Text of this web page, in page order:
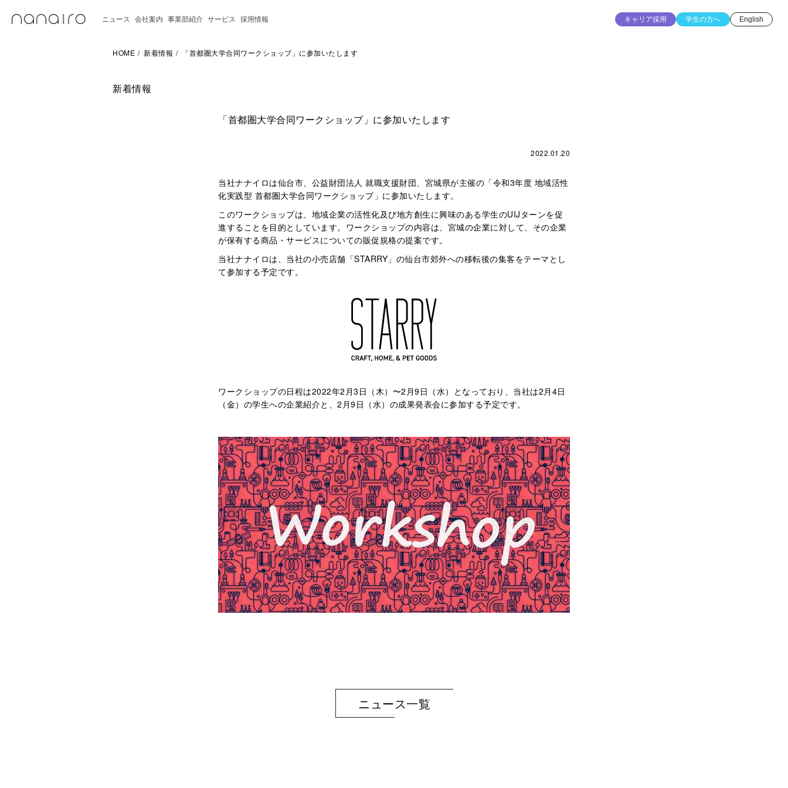
ニュース 会社案内 事業部紹介 サービス 採用情報 キャリア採用 学生の方へ English
HOME 新着情報 「首都圏大学合同ワークショップ」に参加いたします
新着情報
「首都圏大学合同ワークショップ」に参加いたします
2022.01.20
当社ナナイロは仙台市、公益財団法人 就職支援財団、宮城県が主催の「令和3年度 地域活性
化実践型 首都圏大学合同ワークショップ」に参加いたします。
このワークショップは、地域企業の活性化及び地方創生に興味のある学生のUIJターンを促
進することを目的としています。ワークショップの内容は、宮城の企業に対して、その企業
が保有する商品・サービスについての販促規格の提案です。
当社ナナイロは、当社の小売店舗「STARRY」の仙台市郊外への移転後の集客をテーマとし
て参加する予定です。
ワークショップの日程は2022年2月3日（木）〜2月9日（水）となっており、当社は2月4日
（金）の学生への企業紹介と、2月9日（水）の成果発表会に参加する予定です。
ニュース一覧